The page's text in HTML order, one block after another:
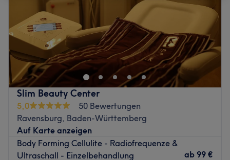
Slim Beauty Center
5,0
50 Bewertungen
Ravensburg, Baden-Württemberg
Auf Karte anzeigen
Body Forming Cellulite - Radiofrequenze &
Ultraschall - Einzelbehandlung
ab 99 €